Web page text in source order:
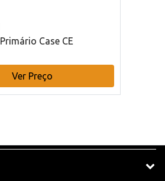
Case CE
Ver Preço